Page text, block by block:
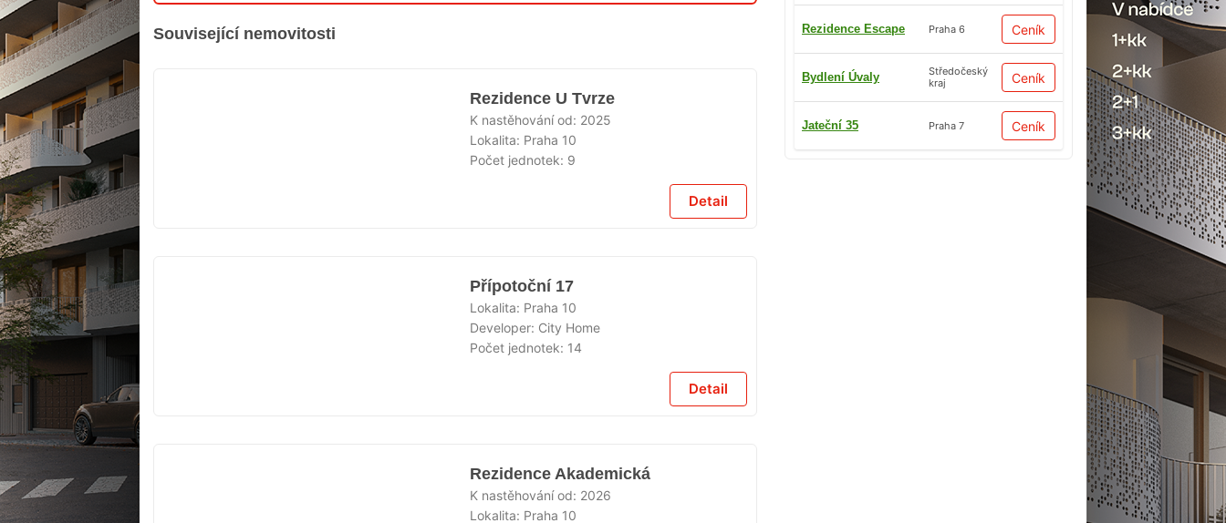
Rezidence Escape Praha 6 Ceník
Bydlení Úvaly
Středočeský
kraj
Ceník
Jateční 35 Praha 7 Ceník
Související nemovitosti
Rezidence U Tvrze
K nastěhování od: 2025
Lokalita: Praha 10
Počet jednotek: 9
Detail
Přípotoční 17
Lokalita: Praha 10
Developer: City Home
Počet jednotek: 14
Detail
Rezidence Akademická
K nastěhování od: 2026
Lokalita: Praha 10